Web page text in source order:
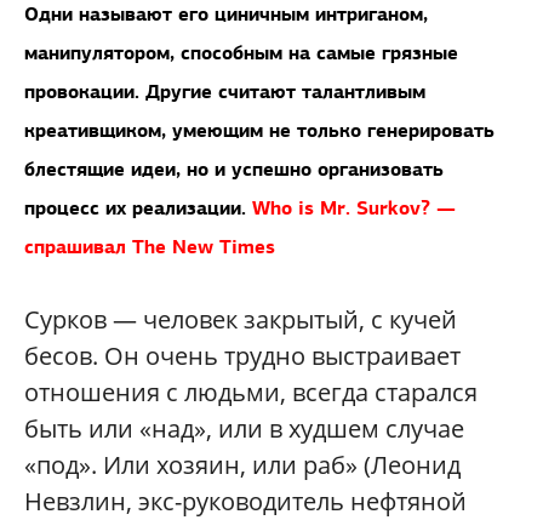
Одни называют его циничным интриганом,
манипулятором, способным на самые грязные
провокации. Другие считают талантливым
креативщиком, умеющим не только генерировать
блестящие идеи, но и успешно организовать
процесс их реализации. Who is Mr. Surkov? —
спрашивал The New Times
Сурков — человек закрытый, с кучей
бесов. Он очень трудно выстраивает
отношения с людьми, всегда старался
быть или «над», или в худшем случае
«под». Или хозяин, или раб» (Леонид
Невзлин, экс-руководитель нефтяной